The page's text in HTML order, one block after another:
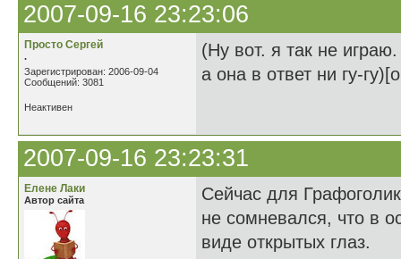
2007-09-16 23:23:06
Просто Сергей
.
Зарегистрирован: 2006-09-04
Сообщений: 3081
(Ну вот. я так не
а она в ответ ни гу-
Неактивен
2007-09-16 23:23:31
Елене Лаки
Автор сайта
Сейчас для
не сомневался, что в
виде открытых глаз.